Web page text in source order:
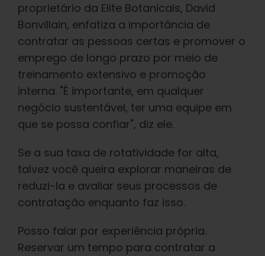
proprietário da Elite Botanicals, David
Bonvillain, enfatiza a importância de
contratar as pessoas certas e promover o
emprego de longo prazo por meio de
treinamento extensivo e promoção
interna. "É importante, em qualquer
negócio sustentável, ter uma equipe em
que se possa confiar", diz ele.
Se a sua taxa de rotatividade for alta,
talvez você queira explorar maneiras de
reduzi-la e avaliar seus processos de
contratação enquanto faz isso.
Posso falar por experiência própria.
Reservar um tempo para contratar a